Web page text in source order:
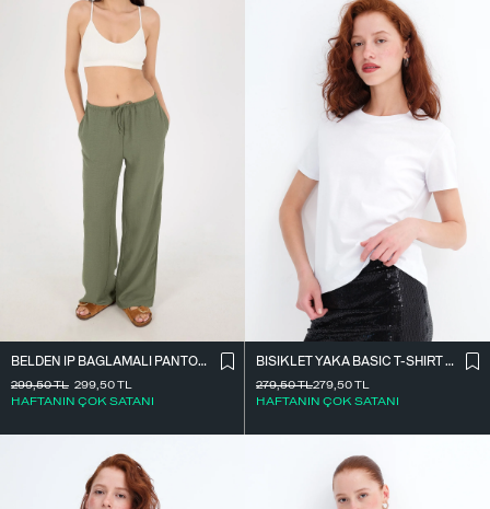
BELDEN İ̇P BAĞLAMALI PANTOLON PN16372-İ6
299,50TL
HAFTANIN ÇOK SATANI
299,50TL
BISIKLET YAKA BASIC T-SHIRT P4322-1
279,50TL
HAFTANIN ÇOK SATANI
279,50TL